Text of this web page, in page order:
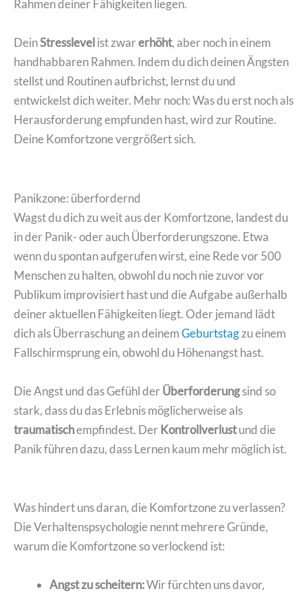
Rahmen deiner Fähigkeiten liegen.
DeinStresslevelist zwarerhöht, aber noch in einem
handhabbaren Rahmen. Indem du dich deinen Ängsten
stellst und Routinen aufbrichst, lernst du und
entwickelst dich weiter. Mehr noch: Was du erst noch als
Herausforderung empfunden hast, wird zur Routine.
Deine Komfortzone vergrößert sich.
Panikzone: überfordernd
Wagst du dich zu weit aus der Komfortzone, landest du
in der Panik- oder auch Überforderungszone. Etwa
wenn du spontan aufgerufen wirst, eine Rede vor 500
Menschen zu halten, obwohl du noch nie zuvor vor
Publikum improvisiert hast und die Aufgabe außerhalb
deiner aktuellen Fähigkeiten liegt. Oder jemand lädt
dich als Überraschung an deinemGeburtstagzu einem
Fallschirmsprung ein, obwohl du Höhenangst hast.
Die Angst und das Gefühl derÜberforderungsind so
stark, dass du das Erlebnis möglicherweise als
traumatischempfindest. DerKontrollverlustund die
Panik führen dazu, dass Lernen kaum mehr möglich ist.
Was hindert uns daran, die Komfortzone zu verlassen?
Die Verhaltenspsychologie nennt mehrere Gründe,
warum die Komfortzone so verlockend ist:
Angst zu scheitern:Wir fürchten uns davor,